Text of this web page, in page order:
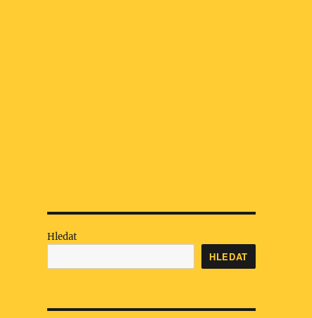
Hledat
HLEDAT